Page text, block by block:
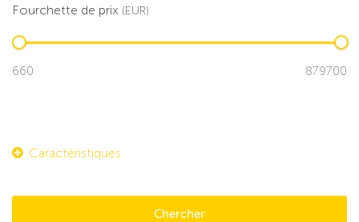
Fourchette de prix (EUR)
Chercher